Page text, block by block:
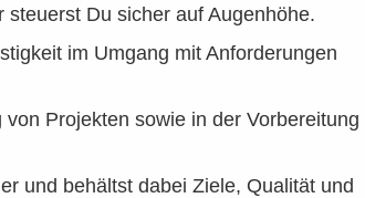
Du sicher auf Augenhöhe.
im Umgang mit Anforderungen
Projekten sowie in der Vorbereitung
und behältst dabei Ziele, Qualität und